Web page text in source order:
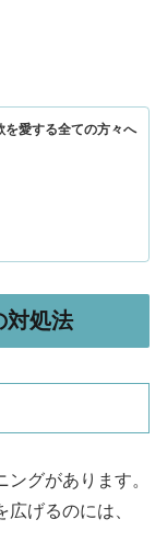
を愛する全ての方々へ
対処法
グがあります。
げるのには、